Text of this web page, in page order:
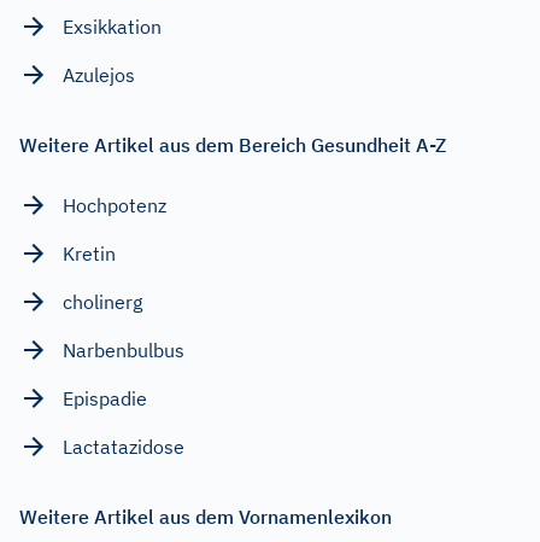
Exsikkation
Azulejos
Weitere Artikel aus dem Bereich Gesundheit A-Z
Hochpotenz
Kretin
cholinerg
Narbenbulbus
Epispadie
Lactatazidose
Weitere Artikel aus dem Vornamenlexikon